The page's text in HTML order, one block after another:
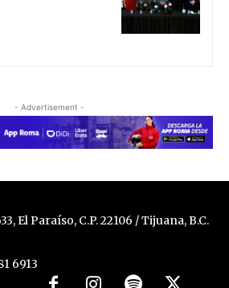
- Advertisement -
El Paraíso, C.P. 22106 / Tijuana, B.C.
6913